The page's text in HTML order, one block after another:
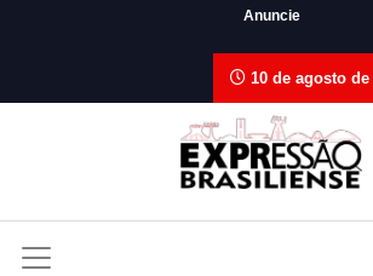
Anuncie
10 de agosto de